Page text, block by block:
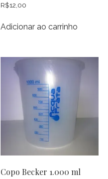
R$12,00
Adicionar ao carrinho
Copo Becker 1.000 ml